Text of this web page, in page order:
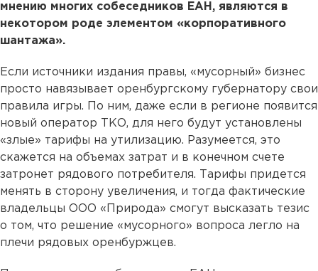
мнению многих собеседников ЕАН, являются в
некотором роде элементом «корпоративного
шантажа».
Если источники издания правы, «мусорный» бизнес
просто навязывает оренбургскому губернатору свои
правила игры. По ним, даже если в регионе появится
новый оператор ТКО, для него будут установлены
«злые» тарифы на утилизацию. Разумеется, это
скажется на объемах затрат и в конечном счете
затронет рядового потребителя. Тарифы придется
менять в сторону увеличения, и тогда фактические
владельцы ООО «Природа» смогут высказать тезис
о том, что решение «мусорного» вопроса легло на
плечи рядовых оренбуржцев.